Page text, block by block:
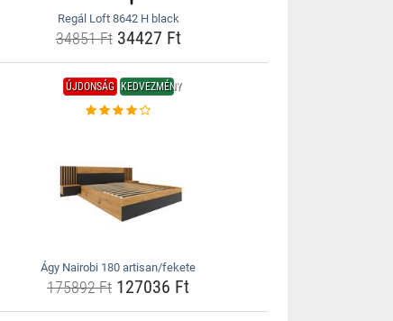
Regál Loft 8642 H black
34851 Ft34427 Ft
ÚJDONSÁG KEDVEZMÉNY
Ágy Nairobi 180 artisan/fekete
175892 Ft 127036 Ft